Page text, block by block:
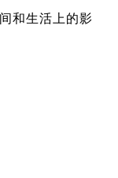
和生活上的影